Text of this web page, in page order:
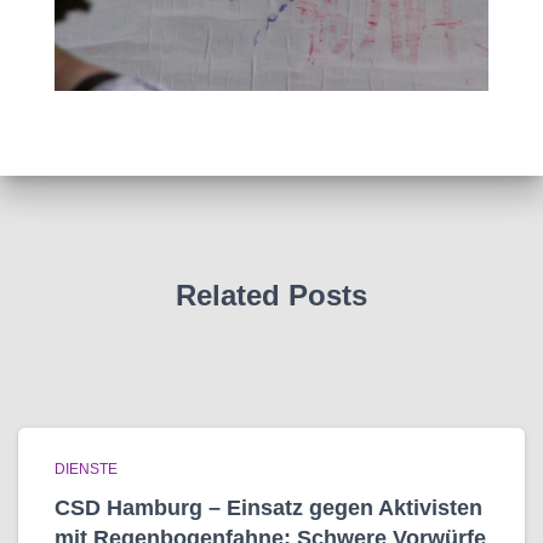
Related Posts
DIENSTE
CSD Hamburg – Einsatz gegen Aktivisten
mit Regenbogen­fahne: Schwere Vorwürfe